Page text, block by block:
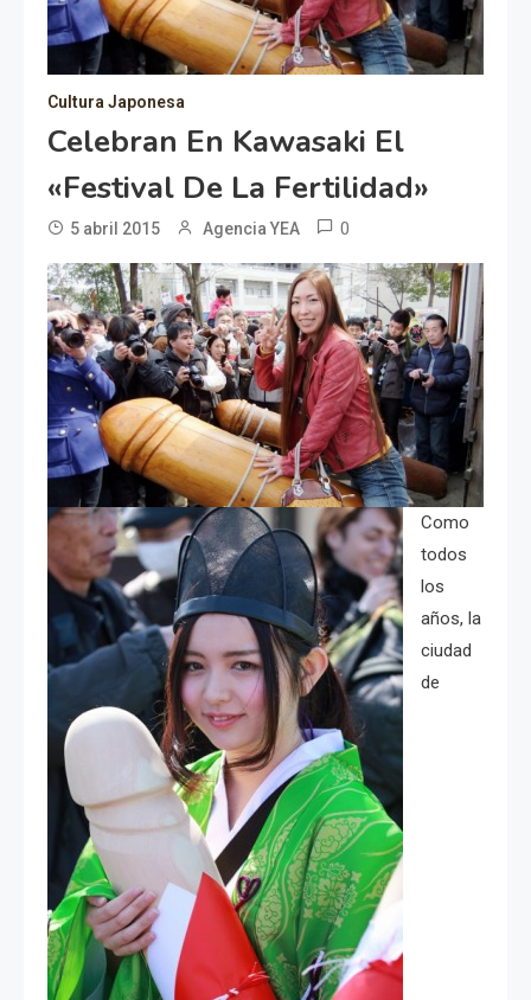
Cultura Japonesa
Celebran En Kawasaki El
«festival De La Fertilidad»
5 abril 2015 Agencia YEA 0
Como
todos
los
años, la
ciudad
de